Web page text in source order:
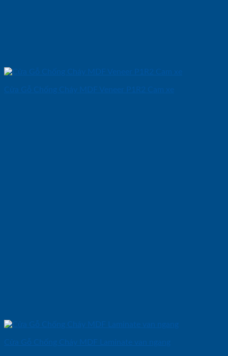
Cửa Gỗ Chống Cháy MDF Veneer P1R2 Cam xe
Cửa Gỗ Chống Cháy MDF Laminate van ngang